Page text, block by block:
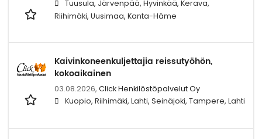
Tuusula, Järvenpää, Hyvinkää, Kerava,
Riihimäki, Uusimaa, Kanta-Häme
Kaivinkoneenkuljettajia reissutyöhön,
kokoaikainen
03.08.2026, Click Henkilöstöpalvelut Oy
Kuopio, Riihimäki, Lahti, Seinäjoki, Tampere, Lahti